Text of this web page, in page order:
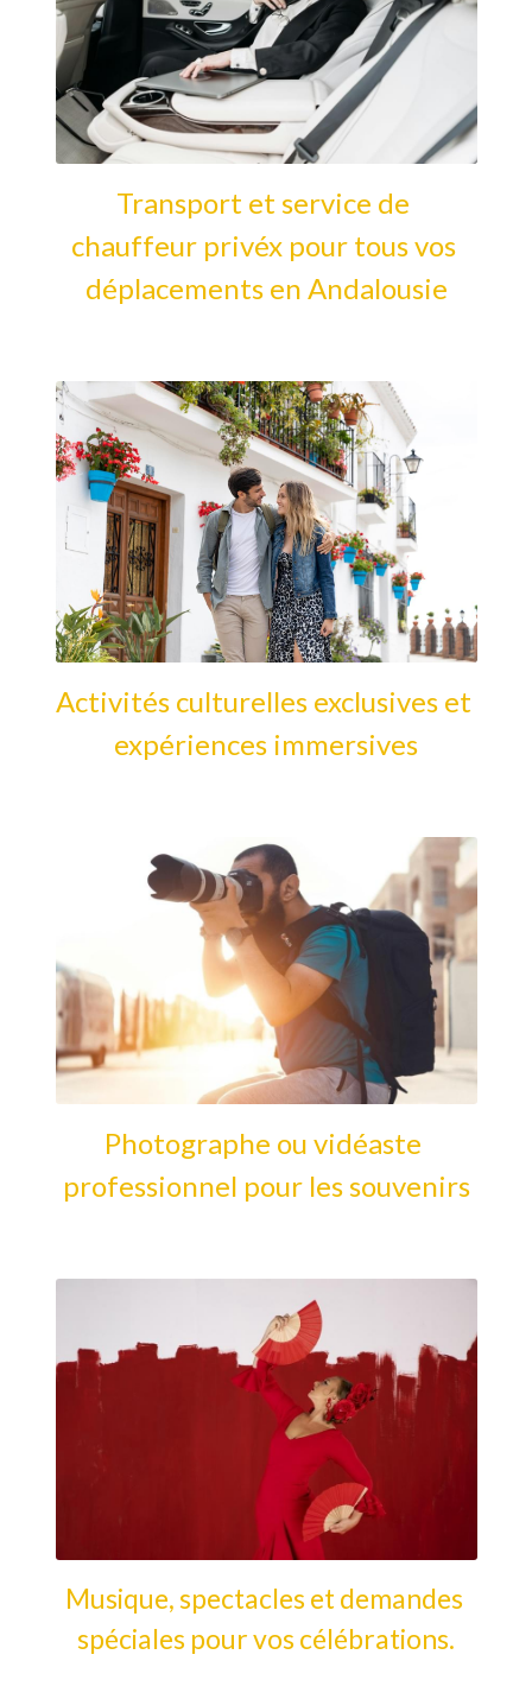
Transport et service de
chauffeur privéx pour tous vos
déplacements en Andalousie
Activités culturelles exclusives et
expériences immersives
Photographe ou vidéaste
professionnel pour les souvenirs
Musique, spectacles et demandes
spéciales pour vos célébrations.